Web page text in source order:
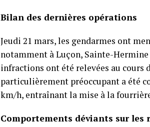
Bilan des dernières opérations
Jeudi 21 mars, les gendarmes ont
notamment à Luçon, Sainte-
infractions ont été relevées au cours
particulièrement préoccupant a été
km/h, entraînant la mise à la
Comportements déviants sur les